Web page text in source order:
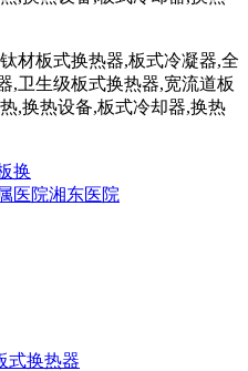
换
医院湘东医院
式换热器